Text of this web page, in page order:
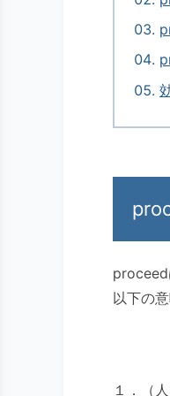
proceed
以下の
１．（